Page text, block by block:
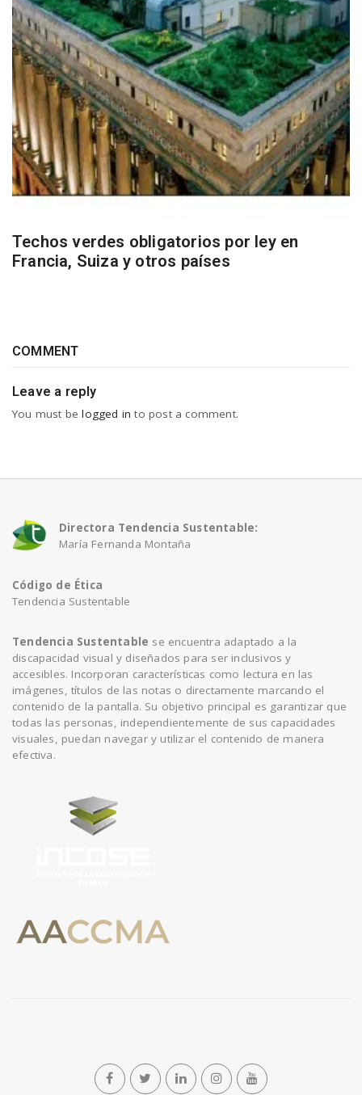
Techos verdes obligatorios por ley en
Francia, Suiza y otros países
COMMENT
Leave a reply
You must belogged in to post a comment.
Directora Tendencia Sustentable:
María Fernanda Montaña
Código de Ética
Tendencia Sustentable
Tendencia Sustentable se encuentra adaptado a la
discapacidad visual y diseñados para ser inclusivos y
accesibles. Incorporan características como lectura en las
imágenes, títulos de las notas o directamente marcando el
contenido de la pantalla. Su objetivo principal es garantizar que
todas las personas, independientemente de sus capacidades
visuales, puedan navegar y utilizar el contenido de manera
efectiva.